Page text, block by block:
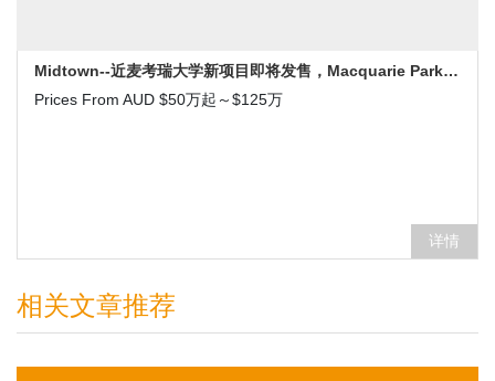
Midtown--近麦考瑞大学新项目即将发售，Macquarie Park 印花税减免新盘
Prices From AUD $50万起～$125万
详情
相关文章推荐